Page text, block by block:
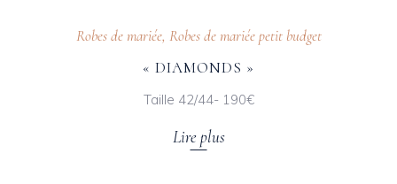
Robes de mariée, Robes de mariée petit budget
« DIAMONDS »
Taille 42/44- 190€
Lire plus